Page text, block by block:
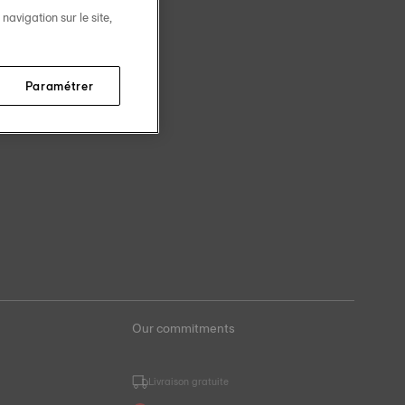
Our commitments
Livraison gratuite
sur le site,
Paramétrer